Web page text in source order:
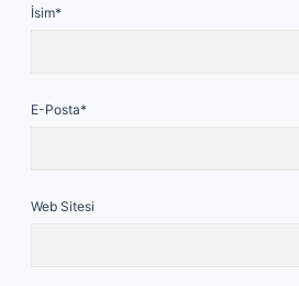
İsim*
E-Posta*
Web Sitesi